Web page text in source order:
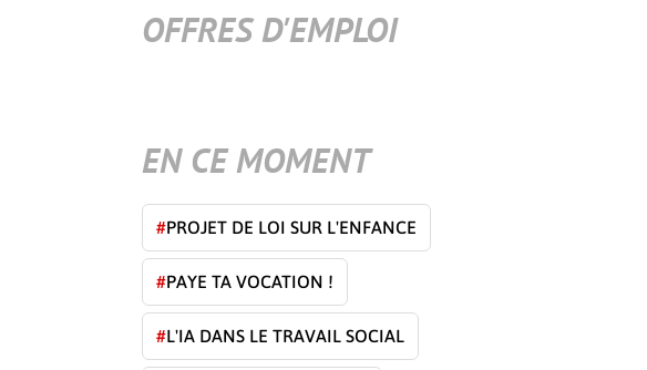
OFFRES D'EMPLOI
EN CE MOMENT
#PROJET DE LOI SUR L'ENFANCE
#PAYE TA VOCATION !
#L'IA DANS LE TRAVAIL SOCIAL